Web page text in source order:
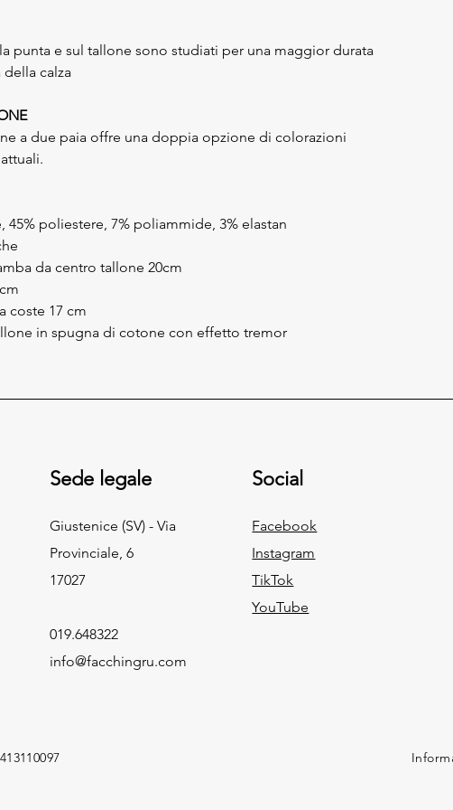
punta e sul tallone sono studiati per una maggior durata
della calza
a due paia offre una doppia opzione di colorazioni
45% poliestere, 7% poliammide, 3% elastan
da centro tallone 20cm
coste 17 cm
in spugna di cotone con effetto tremor
Sede legale
Giustenice (SV) - Via
Provinciale, 6
17027
019.648322
info@facchingru.com
Social
Facebook
Instagram
TikTok
YouTube